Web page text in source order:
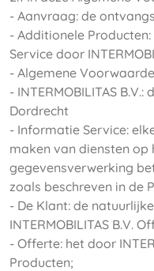
- Aanvraag: de
- Additionele
Service door
- Algemene
- INTERMOBILITAS
Dordrecht
- Informatie Service:
maken van diensten
gegevensverwerking
zoals beschreven in de
- De Klant: de
INTERMOBILITAS B.V.
- Offerte: het door
Producten;